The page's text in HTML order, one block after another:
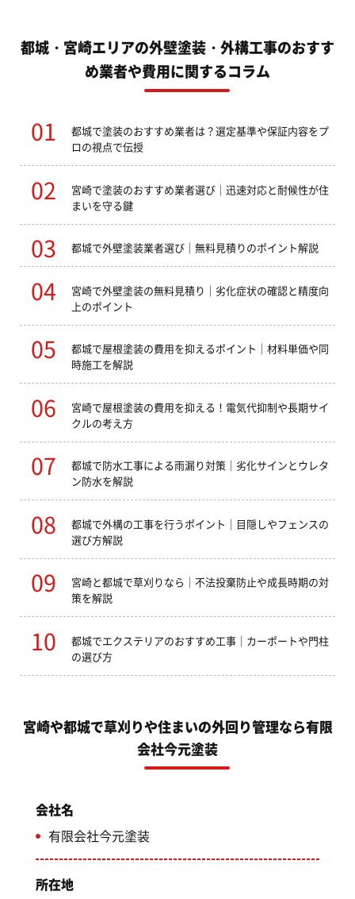
都城・宮崎エリアの外壁塗装・外構工事のおすす
め業者や費用に関するコラム
都城で塗装のおすすめ業者は？選定基準や保証内容をプ
ロの視点で伝授
宮崎で塗装のおすすめ業者選び｜迅速対応と耐候性が住
まいを守る鍵
都城で外壁塗装業者選び｜無料見積りのポイント解説
宮崎で外壁塗装の無料見積り｜劣化症状の確認と精度向
上のポイント
都城で屋根塗装の費用を抑えるポイント｜材料単価や同
時施工を解説
宮崎で屋根塗装の費用を抑える！電気代抑制や長期サイ
クルの考え方
都城で防水工事による雨漏り対策｜劣化サインとウレタ
ン防水を解説
都城で外構の工事を行うポイント｜目隠しやフェンスの
選び方解説
宮崎と都城で草刈りなら｜不法投棄防止や成長時期の対
策を解説
都城でエクステリアのおすすめ工事｜カーポートや門柱
の選び方
宮崎や都城で草刈りや住まいの外回り管理なら有限
会社今元塗装
会社名
有限会社今元塗装
所在地